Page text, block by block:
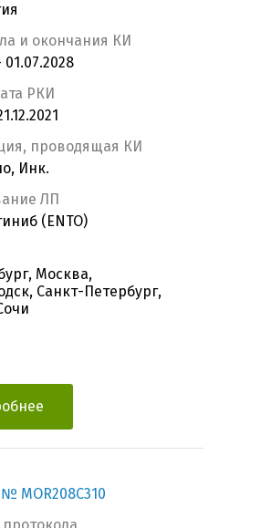
и окончания КИ
01.07.2028
РКИ
проводящая КИ
Инк.
ЛП
(ENTO)
Москва,
Санкт-Петербург,
MOR208C310